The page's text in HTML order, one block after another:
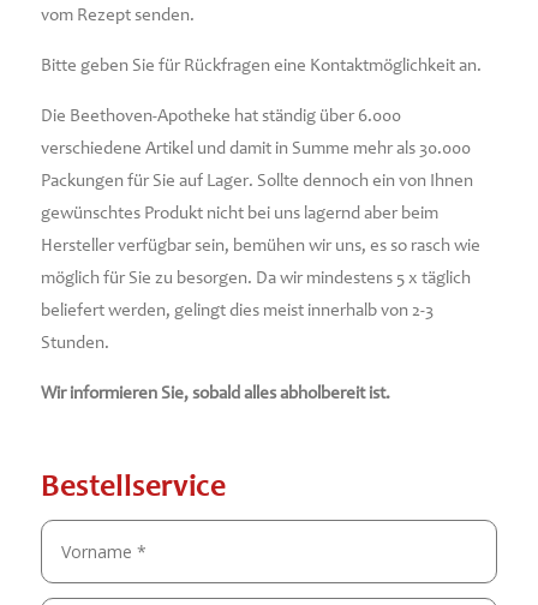
vom Rezept senden.
Bitte geben Sie für Rückfragen eine Kontaktmöglichkeit an.
Die Beethoven-Apotheke hat ständig über 6.000
verschiedene Artikel und damit in Summe mehr als 30.000
Packungen für Sie auf Lager. Sollte dennoch ein von Ihnen
gewünschtes Produkt nicht bei uns lagernd aber beim
Hersteller verfügbar sein, bemühen wir uns, es so rasch wie
möglich für Sie zu besorgen. Da wir mindestens 5 x täglich
beliefert werden, gelingt dies meist innerhalb von 2-3
Stunden.
Wir informieren Sie, sobald alles abholbereit ist.
Bestellservice